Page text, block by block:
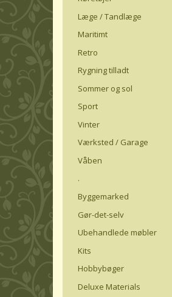
Læge / Tandlæge
Maritimt
Retro
Rygning tilladt
Sommer og sol
Sport
Vinter
Værksted / Garage
Våben
.
Byggemarked
Gør-det-selv
Ubehandlede møbler
Kits
Hobbybøger
Deluxe Materials